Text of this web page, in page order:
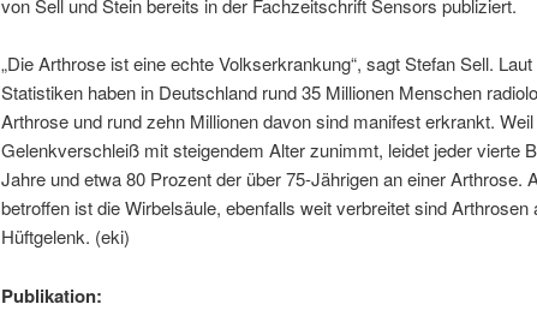
von Sell und Stein bereits in der Fachzeitschrift Sensors publiziert.
„Die Arthrose ist eine echte Volkserkrankung“, sagt Stefan Sell.
Statistiken haben in Deutschland rund 35 Millionen Menschen
Arthrose und rund zehn Millionen davon sind manifest erkrankt.
Gelenkverschleiß mit steigendem Alter zunimmt, leidet jeder vierte
Jahre und etwa 80 Prozent der über 75-Jährigen an einer Arthrose.
betroffen ist die Wirbelsäule, ebenfalls weit verbreitet sind Arthrosen
Hüftgelenk. (eki)
Publikation: